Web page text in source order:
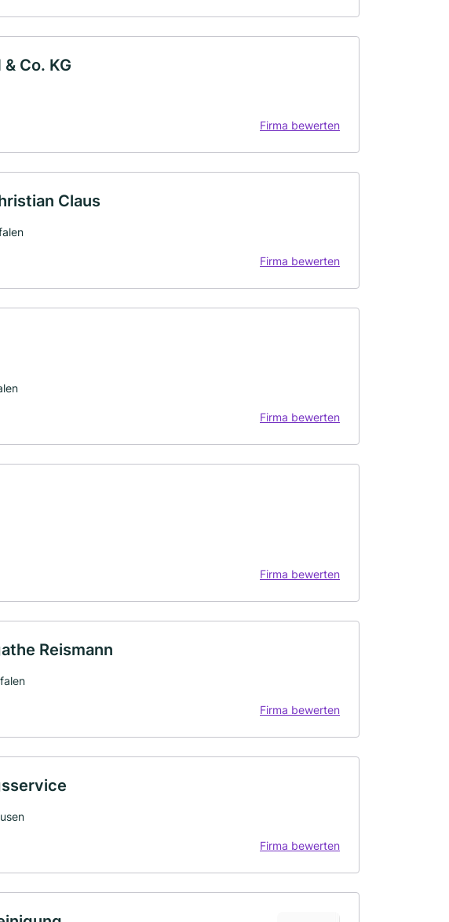
Co. KG
Firma bewerten
Claus
Firma bewerten
Firma bewerten
Firma bewerten
Reismann
Firma bewerten
Firma bewerten